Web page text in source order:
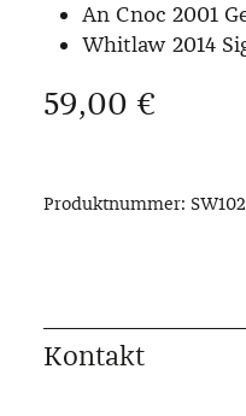
An Cnoc 2001
Whitlaw 2014
Regulärer Preis:
59,00 €
Produktnummer:
Kontakt